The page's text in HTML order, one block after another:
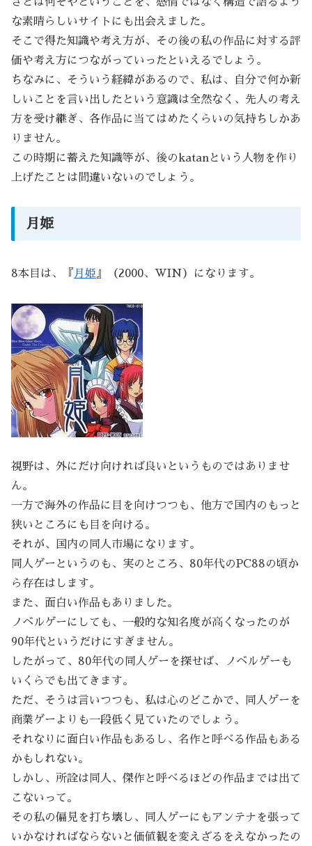
な素晴らしいサイトにも出会えました。
そこで得た知識や考え方が、その後の私の作品に対する評
価や考え方につながっていったといえるでしょう。
ちなみに、そういう経緯があるので、私は、自分で何か新
しいことを言い出したという意識は全然なく、先人の考え
方を受け継ぎ、各作品に当てはめたくらいの気持ちしかあ
りません。
この時期に蓄えた知識等が、後のkatanという人物を作り
上げたことは間違いないのでしょう。
月姫
8本目は、『 月姫 』（2000、WIN）になります。
視野は、外にだけ向ければ良いというものではありませ
ん。
一方で海外の作品に目を向けつつも、他方で国内のもっと
狭いところにも目を向ける。
それが、国内の同人市場になります。
同人ゲーというのも、実のところ、80年代のPC88の頃か
ら存在はします。
また、面白い作品もありました。
ノベルゲーにしても、一般的な知名度が高くなったのが
90年代というだけにすぎません。
したがって、80年代の同人ゲーを探せば、ノベルゲーも
いくらでも出てきます。
ただ、そうは言いつつも、私は心のどこかで、同人ゲーを
商業ゲーよりも一段低く見ていたのでしょう。
それなりに面白い作品もあるし、名作と呼べる作品もある
かもしれない。
しかし、所詮は同人、傑作と呼べるほどの作品までは出て
こないって。
その私の偏見を打ち壊し、同人ゲーにもアンテナを張って
いかなければならないと価値観を変えざるをえなかったの